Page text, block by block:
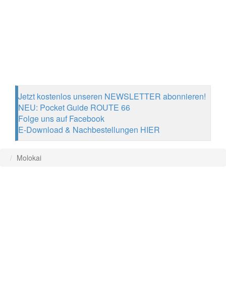
Jetzt kostenlos unseren NEWSLETTER abonnieren!
NEU: Pocket Guide ROUTE 66
Folge uns auf Facebook
E-Download & Nachbestellungen HIER
Molokai